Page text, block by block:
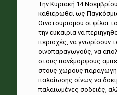
Την Κυριακή 14
καθιερωθεί ως
Οινοτουρισμού οι φίλοι
την ευκαιρία να
περιοχές, να γνωρίσουν
οινοπαραγωγούς, να
στους πανέμορφους
στους χώρους
παλαίωσης οίνων, να
παλαιωμένες σοδειές,